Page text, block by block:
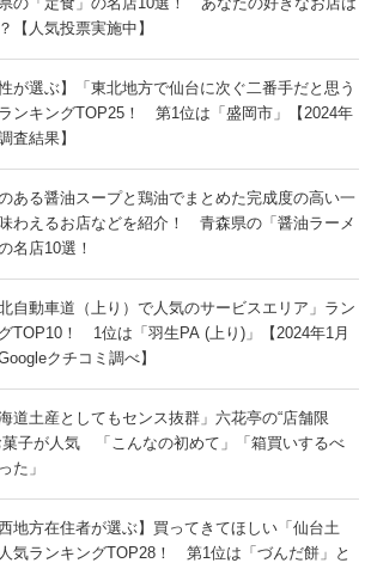
【人気投票実施中】
性が選ぶ】「東北地方で仙台に次ぐ二番手だと思う
ンキングTOP25！ 第1位は「盛岡市」【2024年
査結果】
ある醤油スープと鶏油でまとめた完成度の高い一
わえるお店などを紹介！ 青森県の「醤油ラーメ
名店10選！
北自動車道（上り）で人気のサービスエリア」ラン
TOP10！ 1位は「羽生PA (上り)」【2024年1月
クチコミ調べ】
海道土産としてもセンス抜群」六花亭の“店舗限
菓子が人気 「こんなの初めて」「箱買いするべ
た」
西地方在住者が選ぶ】買ってきてほしい「仙台土
気ランキングTOP28！ 第1位は「づんだ餅」と